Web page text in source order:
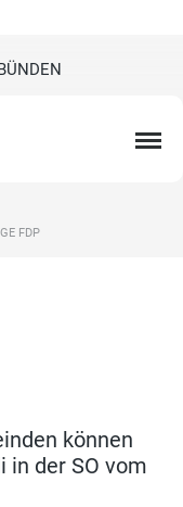
FDP
können
in der SO vom